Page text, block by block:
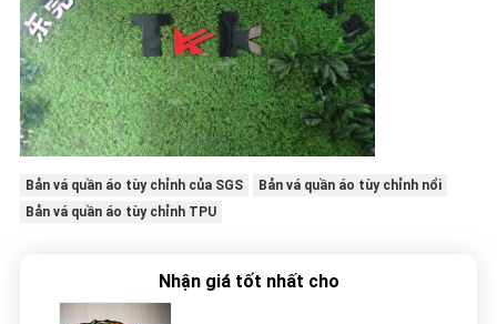
Bản vá quần áo tùy chỉnh của SGS
Bản vá quần áo tùy chỉnh nổi
Bản vá quần áo tùy chỉnh TPU
Nhận giá tốt nhất cho